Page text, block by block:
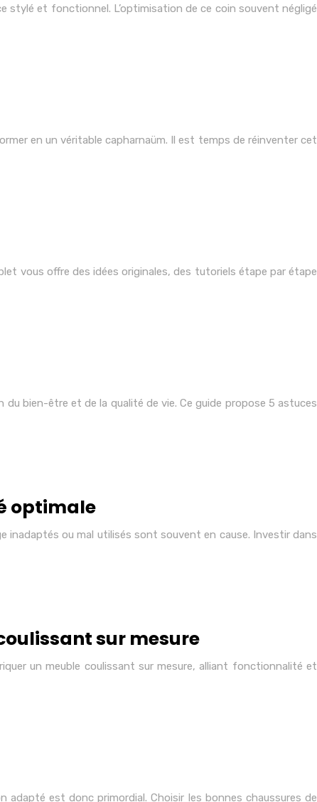
stylé et fonctionnel. L’optimisation de ce coin souvent négligé
en un véritable capharnaüm. Il est temps de réinventer cet
vous offre des idées originales, des tutoriels étape par étape
bien-être et de la qualité de vie. Ce guide propose 5 astuces
optimale
inadaptés ou mal utilisés sont souvent en cause. Investir dans
sur mesure
un meuble coulissant sur mesure, alliant fonctionnalité et
est donc primordial. Choisir les bonnes chaussures de